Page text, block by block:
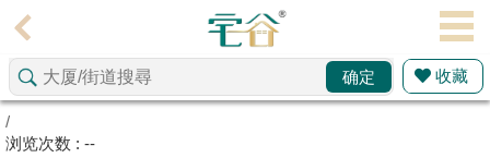
理
主
确定 收藏
/
浏览次数 : --